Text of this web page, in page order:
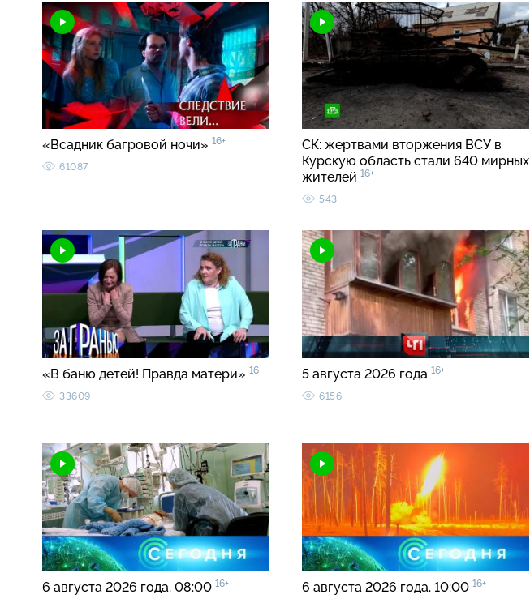
«Всадник багровой ночи» 16+
61087
СК: жертвами вторжения ВСУ в
Курскую область стали 640 мирных
жителей 16+
543
«В баню детей! Правда матери» 16+
33609
5 августа 2026 года 16+
6156
6 августа 2026 года. 08:00 16+ 6 августа 2026 года. 10:00 16+